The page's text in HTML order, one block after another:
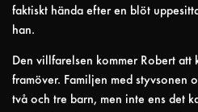
faktiskt hända efter en blöt
han.
Den villfarelsen kommer Robert
framöver. Familjen med styvsonen
två och tre barn, men inte ens det